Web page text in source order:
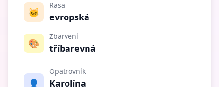
🐱
Rasa
evropská
🎨
Zbarvení
tříbarevná
👤
Opatrovník
Karolína